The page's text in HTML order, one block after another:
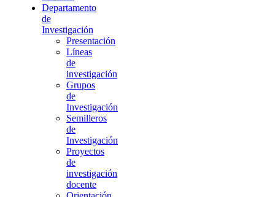
Departamento
de
Investigación
Presentación
Líneas
de
investigación
Grupos
de
Investigación
Semilleros
de
Investigación
Proyectos
de
investigación
docente